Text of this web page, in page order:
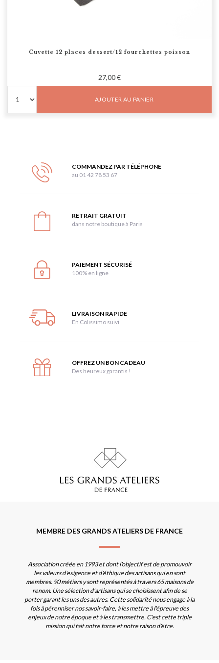
Cuvette 12 places dessert/12 fourchettes poisson
27,00 €
AJOUTER AU PANIER
COMMANDEZ PAR TÉLÉPHONE
au 01 42 78 53 67
RETRAIT GRATUIT
dans notre boutique à Paris
PAIEMENT SÉCURISÉ
100% en ligne
LIVRAISON RAPIDE
En Colissimo suivi
OFFREZ UN BON CADEAU
Des heureux garantis !
MEMBRE DES GRANDS ATELIERS DE FRANCE
Association créée en 1993 et dont l'objectif est de promouvoir
les valeurs d'exigence et d'éthique des artisans qui en sont
membres. 90 métiers y sont représentés à travers 65 maisons de
renom. Une sélection d'artisans qui se choisissent afin de se
porter garant les uns des autres. Cette solidarité nous engage à la
fois à pérenniser nos savoir-faire, à les mettre à l'épreuve des
enjeux de notre époque et à les transmettre. C'est cette triple
mission qui fait notre force et notre raison d'être.